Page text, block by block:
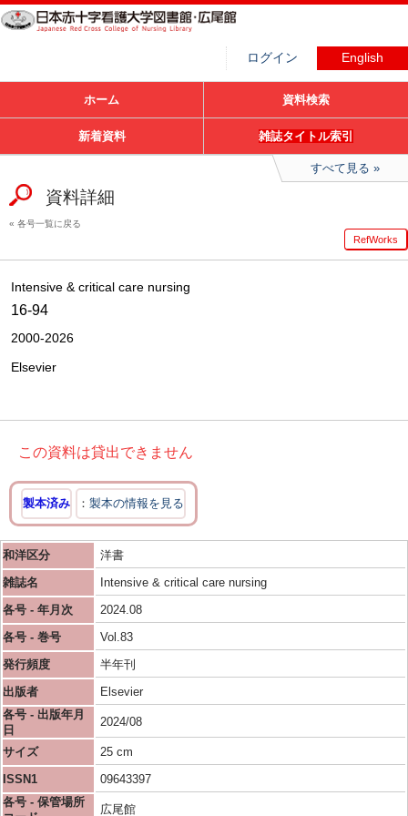
ログイン English
ホーム 資料検索
新着資料 雑誌タイトル索引
すべて見る
資料詳細
各号一覧に戻る
RefWorks
Intensive & critical care nursing
16-94
2000-2026
Elsevier
この資料は貸出できません
製本済み 製本の情報を見る
和洋区分
洋書
雑誌名
Intensive & critical care nursing
各号 - 年月次
2024.08
各号 - 巻号
Vol.83
発行頻度
半年刊
出版者
Elsevier
各号 - 出版年月
日
2024/08
サイズ
25 cm
ISSN1
09643397
各号 - 保管場所
広尾館